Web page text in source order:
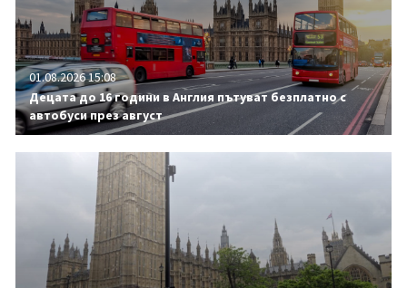
01.08.2026 15:08
Децата до 16 години в Англия пътуват безплатно с
автобуси през август